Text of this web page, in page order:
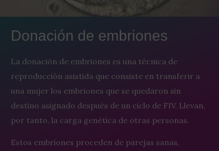
Donación de embriones
La donación de embriones es una técnica de
reproducción asistida que consiste en transferir a
una mujer los embriones que se quedaron sin
destino asignado después de un ciclo de FIV. Llevan,
por tanto, la carga genética de otras personas.
Estos embriones proceden de parejas sanas,